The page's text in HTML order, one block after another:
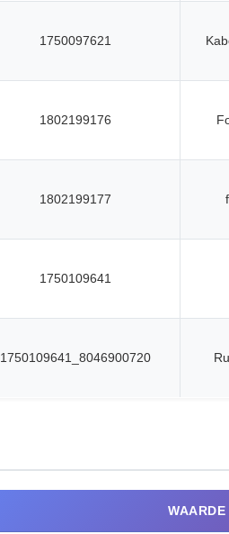
1750097621
1802199176
1802199177
1750109641
1750109641_8046900720
WAARDE